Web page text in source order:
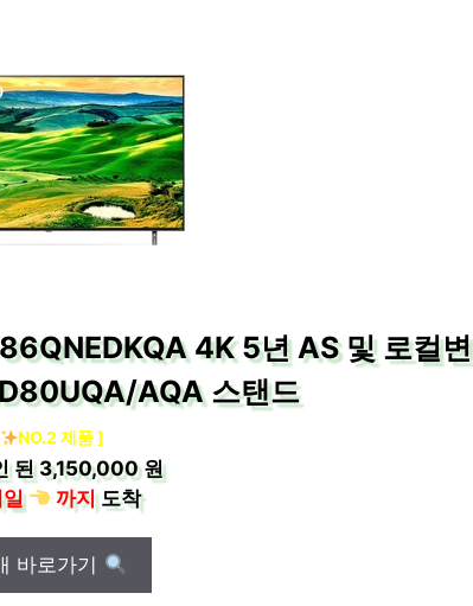
4K 5년 AS 및 로컬변
AQA 스탠드
NO.2 제품 ]
된3,150,000 원
일
까지도착
바로가기